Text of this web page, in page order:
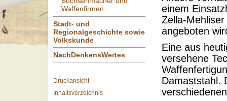
Waffenfirmen
Stadt- und
Regionalgeschichte sowie
Volkskunde
NachDenkensWertes
Druckansicht
Inhaltsverzeichnis
einem
Zella-
angeboten
Eine aus
versehene
Damaststahl.